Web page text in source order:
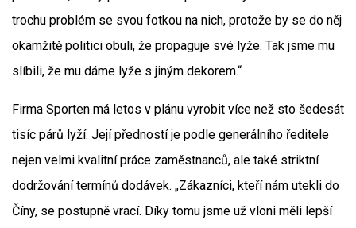
trochu problém se svou fotkou na nich, protože by se do něj
okamžitě politici obuli, že propaguje své lyže. Tak jsme mu
slíbili, že mu dáme lyže s jiným dekorem.“
Firma Sporten má letos v plánu vyrobit více než sto šedesát
tisíc párů lyží. Její předností je podle generálního ředitele
nejen velmi kvalitní práce zaměstnanců, ale také striktní
dodržování termínů dodávek. „Zákazníci, kteří nám utekli do
Číny, se postupně vrací. Díky tomu jsme už vloni měli lepší